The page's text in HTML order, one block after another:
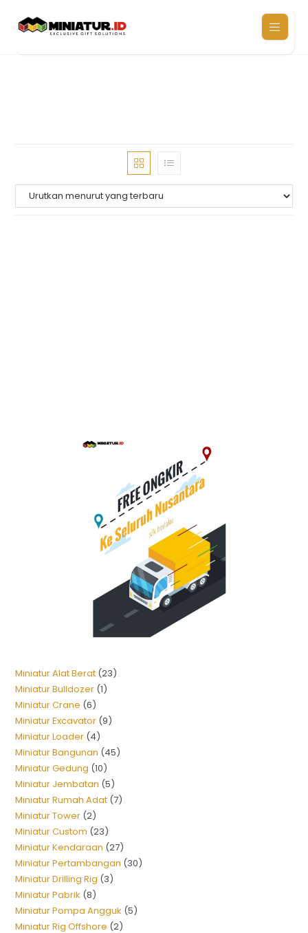
Miniatur Alat Berat 23
Miniatur Bulldozer 1
Miniatur Crane 6
Miniatur Excavator 9
Miniatur Loader 4
Miniatur Bangunan 45
Miniatur Gedung 10
Miniatur Jembatan 5
Miniatur Rumah Adat 7
Miniatur Tower 2
Miniatur Custom 23
Miniatur Kendaraan 27
Miniatur Pertambangan 30
Miniatur Drilling Rig 3
Miniatur Pabrik 8
Miniatur Pompa Angguk 5
Miniatur Rig Offshore 2